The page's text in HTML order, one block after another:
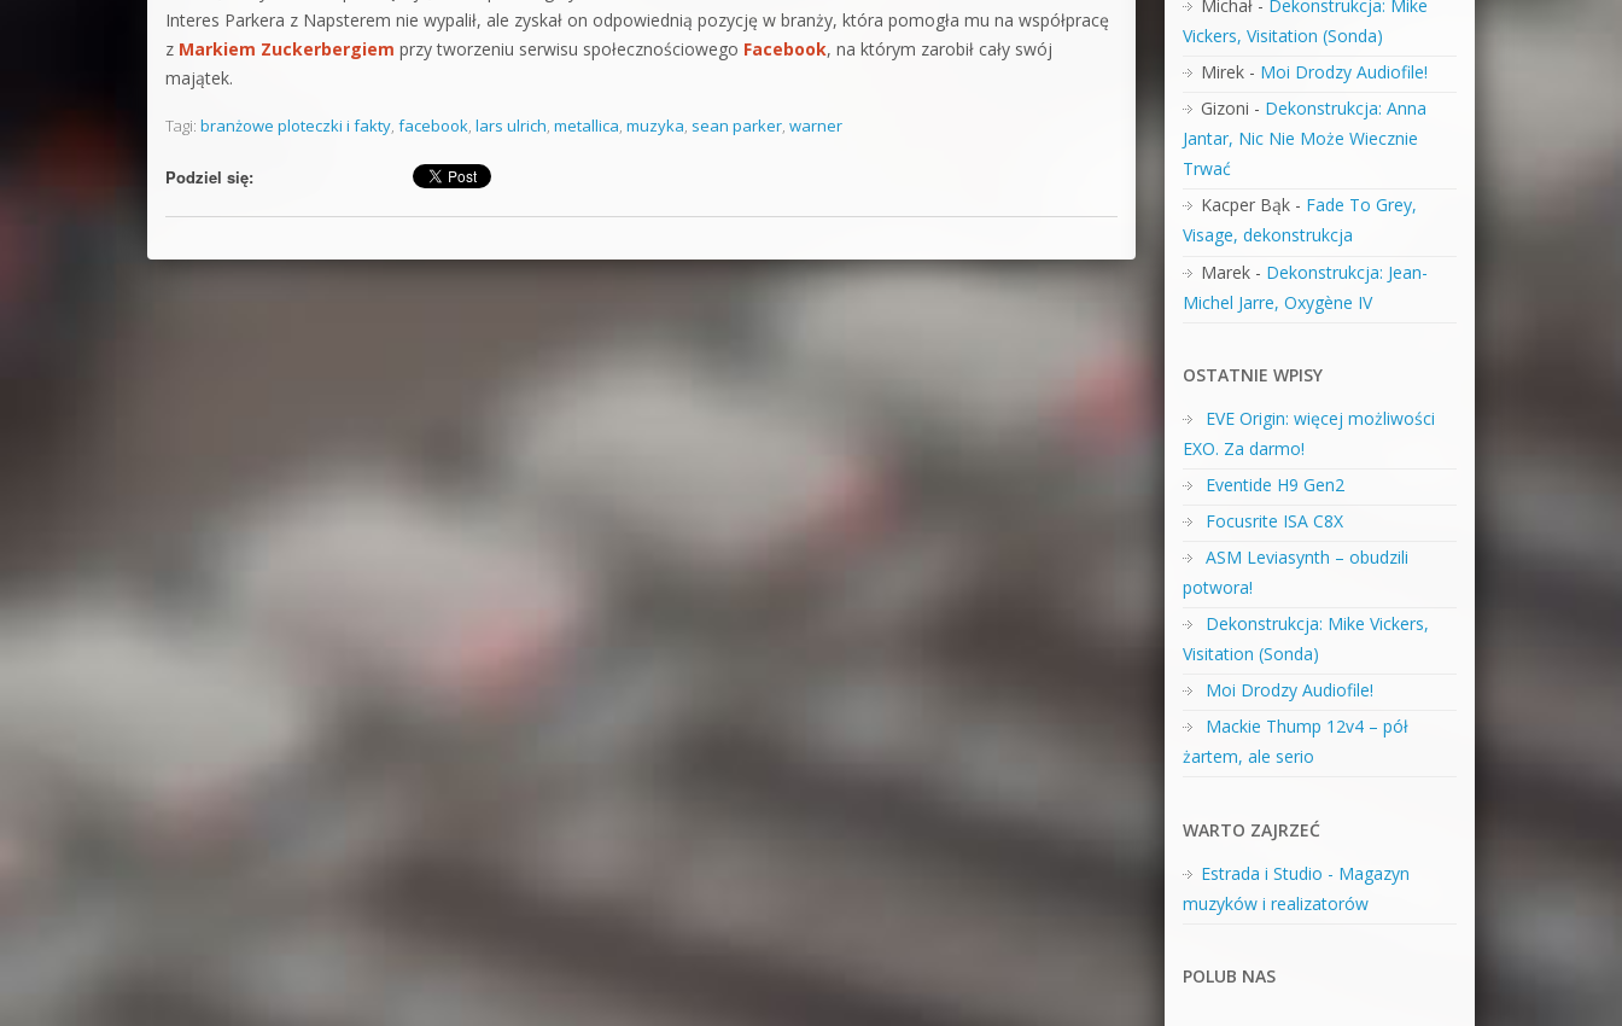
Interes Parkera z Napsterem nie wypalił, ale zyskał on odpowiednią pozycję w branży, która pomogła mu na współpracę
z Markiem Zuckerbergiem przy tworzeniu serwisu społecznościowego Facebook, na którym zarobił cały swój
majątek.
Tagi: branżowe ploteczki i fakty, facebook, lars ulrich, metallica, muzyka, sean parker, warner
Podziel się:
Michał- Dekonstrukcja: Mike
Vickers, Visitation (Sonda)
Mirek- Moi Drodzy Audiofile!
Gizoni - Dekonstrukcja: Anna
Jantar, Nic Nie Może Wiecznie
Trwać
Kacper Bąk- Fade To Grey,
Visage, dekonstrukcja
Marek- Dekonstrukcja: Jean-
Michel Jarre, Oxygène IV
OSTATNIE WPISY
EVE Origin: więcej możliwości
EXO. Za darmo!
Eventide H9 Gen2
Focusrite ISA C8X
ASM Leviasynth – obudzili
potwora!
Dekonstrukcja: Mike Vickers,
Visitation (Sonda)
Moi Drodzy Audiofile!
Mackie Thump 12v4 – pół
żartem, ale serio
WARTO ZAJRZEĆ
Estrada i Studio - Magazyn
muzyków i realizatorów
POLUB NAS